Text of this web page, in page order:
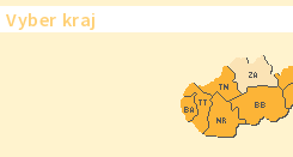
Vyber kraj